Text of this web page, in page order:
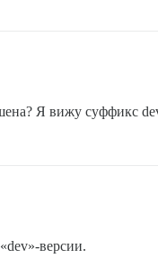
Я вижу суффикс
версии.